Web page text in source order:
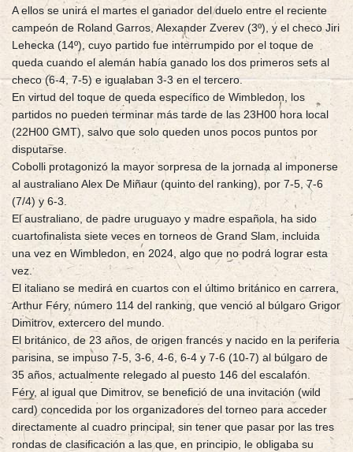
A ellos se unirá el martes el ganador del duelo entre el reciente
campeón de Roland Garros, Alexander Zverev (3º), y el checo Jiri
Lehecka (14º), cuyo partido fue interrumpido por el toque de
queda cuando el alemán había ganado los dos primeros sets al
checo (6-4, 7-5) e igualaban 3-3 en el tercero.
En virtud del toque de queda específico de Wimbledon, los
partidos no pueden terminar más tarde de las 23H00 hora local
(22H00 GMT), salvo que solo queden unos pocos puntos por
disputarse.
Cobolli protagonizó la mayor sorpresa de la jornada al imponerse
al australiano Alex De Miñaur (quinto del ranking), por 7-5, 7-6
(7/4) y 6-3.
El australiano, de padre uruguayo y madre española, ha sido
cuartofinalista siete veces en torneos de Grand Slam, incluida
una vez en Wimbledon, en 2024, algo que no podrá lograr esta
vez.
El italiano se medirá en cuartos con el último británico en carrera,
Arthur Féry, número 114 del ranking, que venció al búlgaro Grigor
Dimitrov, extercero del mundo.
El británico, de 23 años, de origen francés y nacido en la periferia
parisina, se impuso 7-5, 3-6, 4-6, 6-4 y 7-6 (10-7) al búlgaro de
35 años, actualmente relegado al puesto 146 del escalafón.
Féry, al igual que Dimitrov, se benefició de una invitación (wild
card) concedida por los organizadores del torneo para acceder
directamente al cuadro principal, sin tener que pasar por las tres
rondas de clasificación a las que, en principio, le obligaba su